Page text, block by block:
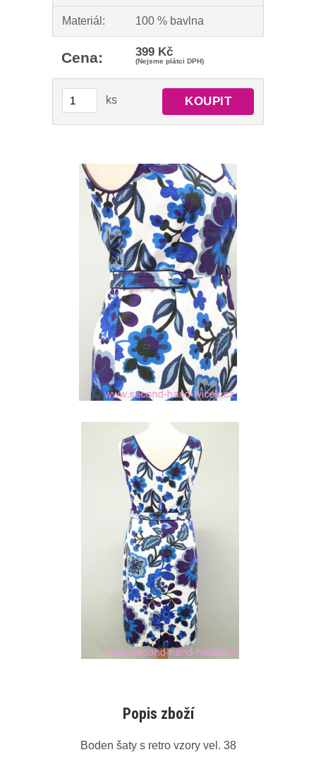
Materiál: 100 % bavlna
Cena: 399 Kč
(Nejsme plátci DPH)
ks
Popis zboží
Boden šaty s retro vzory vel. 38